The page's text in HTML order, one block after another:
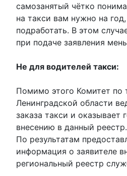
самозанятый чётко
на такси вам нужно на
подработать. В этом
при подаче заявления
Не для водителей такси:
Помимо этого Комитет по
Ленинградской области
заказа такси и оказывает
внесению в данный реестр.
По результатам
информация о заявителе
региональный реестр